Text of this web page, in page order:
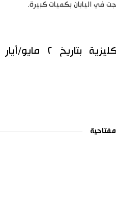
في اليابان بكميات كبيرة.
(النص الأصلي باللغة الإنكليزية بتاريخ ٢ مايو/أيار